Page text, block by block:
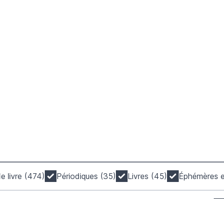
livre (474) Périodiques (35) Livres (45) Éphémères